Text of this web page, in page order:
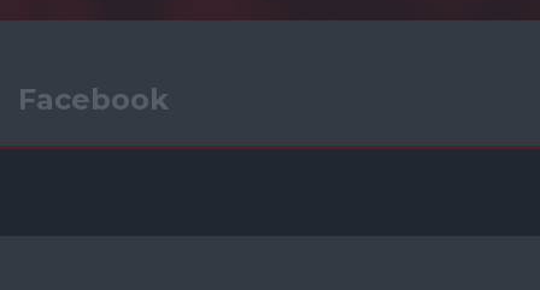
Facebook